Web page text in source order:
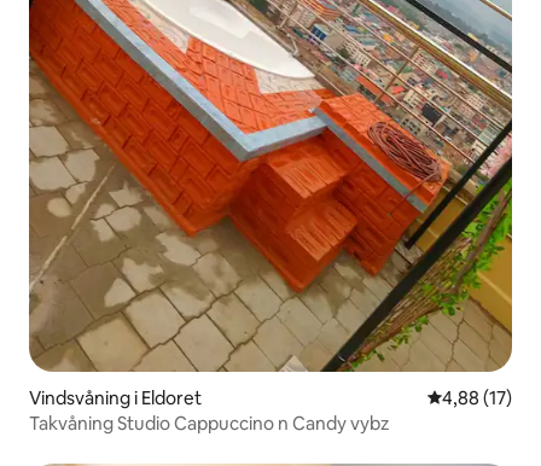
Vindsvåning i Eldoret 4,88 av 5 i
4,88 (17)
Takvåning Studio Cappuccino n Candy vybz